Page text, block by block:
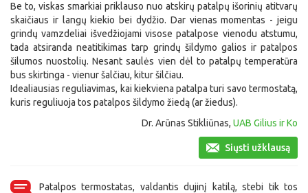
Be to, viskas smarkiai priklauso nuo atskirų patalpų išorinių atitvarų
skaičiaus ir langų kiekio bei dydžio. Dar vienas momentas - jeigu
grindų vamzdeliai išvedžiojami visose patalpose vienodu atstumu,
tada atsiranda neatitikimas tarp grindų šildymo galios ir patalpos
šilumos nuostolių. Nesant saulės vien dėl to patalpų temperatūra
bus skirtinga - vienur šalčiau, kitur šilčiau.
Idealiausias reguliavimas, kai kiekviena patalpa turi savo termostatą,
kuris reguliuoja tos patalpos šildymo žiedą (ar žiedus).
Dr. Arūnas Stikliūnas, UAB Gilius ir Ko
Siųsti užklausą
Patalpos termostatas, valdantis dujinį katilą, stebi tik tos